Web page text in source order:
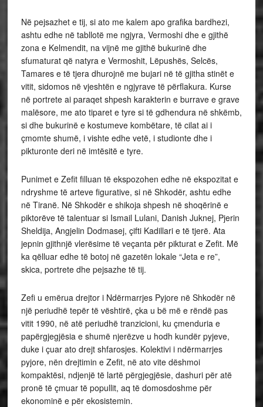
Në pejsazhet e tij, si ato me kalem apo grafika bardhezi,
ashtu edhe në tabllotë me ngjyra, Vermoshi dhe e gjithë
zona e Kelmendit, na vijnë me gjithë bukurinë dhe
sfumaturat që natyra e Vermoshit, Lëpushës, Selcës,
Tamares e të tjera dhurojnë me bujari në të gjitha stinët e
vitit, sidomos në vjeshtën e ngjyrave të përflakura. Kurse
në portrete ai paraqet shpesh karakterin e burrave e grave
malësore, me ato tiparet e tyre si të gdhendura në shkëmb,
si dhe bukurinë e kostumeve kombëtare, të cilat ai i
çmomte shumë, i vishte edhe vetë, i studionte dhe i
pikturonte deri në imtësitë e tyre.
Punimet e Zefit filluan të ekspozohen edhe në ekspozitat e
ndryshme të arteve figurative, si në Shkodër, ashtu edhe
në Tiranë. Në Shkodër e shikoja shpesh në shoqërinë e
piktorëve të talentuar si Ismail Lulani, Danish Juknej, Pjerin
Sheldija, Angjelin Dodmasej, çifti Kadillari e të tjerë. Ata
jepnin gjithnjë vlerësime të veçanta për pikturat e Zefit. Më
ka qëlluar edhe të botoj në gazetën lokale “Jeta e re”,
skica, portrete dhe pejsazhe të tij.
Zefi u emërua drejtor i Ndërmarrjes Pyjore në Shkodër në
një periudhë tepër të vështirë, çka u bë më e rëndë pas
vitit 1990, në atë periudhë tranzicioni, ku çmenduria e
papërgjegjësia e shumë njerëzve u hodh kundër pyjeve,
duke i çuar ato drejt shfarosjes. Kolektivi i ndërmarrjes
pyjore, nën drejtimin e Zefit, në ato vite dëshmoi
kompaktësi, ndjenjë të lartë përgjegjësie, dashuri për atë
pronë të çmuar të popullit, aq të domosdoshme për
ekonominë e për ekosistemin.